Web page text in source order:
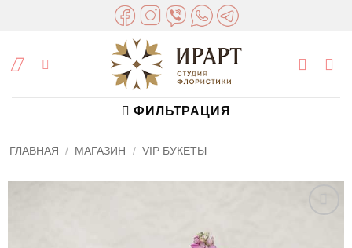
ФИЛЬТРАЦИЯ
ГЛАВНАЯ / МАГАЗИН / VIP БУКЕТЫ